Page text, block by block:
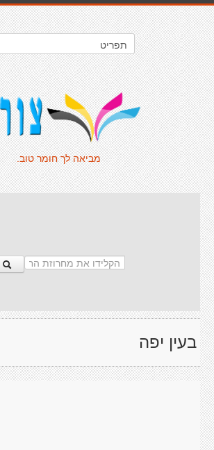
מביאה לך חומר טוב.
בעין יפה